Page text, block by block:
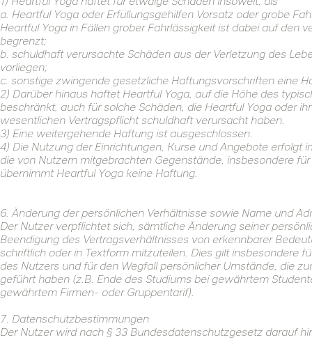
a. Heartful Yoga oder Erfüllungsgehilfen Vorsatz oder grobe
Heartful Yoga in Fällen grober Fahrlässigkeit ist dabei auf den
begrenzt;
b. schuldhaft verursachte Schäden aus der Verletzung des
vorliegen;
c. sonstige zwingende gesetzliche Haftungsvorschriften eine
2) Darüber hinaus haftet Heartful Yoga, auf die Höhe des
beschränkt, auch für solche Schäden, die Heartful Yoga oder
wesentlichen Vertragspflicht schuldhaft verursacht haben.
3) Eine weitergehende Haftung ist ausgeschlossen.
4) Die Nutzung der Einrichtungen, Kurse und Angebote erfolgt
die von Nutzern mitgebrachten Gegenstände, insbesondere
übernimmt Heartful Yoga keine Haftung.
6. Änderung der persönlichen Verhältnisse sowie Name und
Der Nutzer verpflichtet sich, sämtliche Änderung seiner
Beendigung des Vertragsverhältnisses von erkennbarer
schriftlich oder in Textform mitzuteilen. Dies gilt insbesondere
des Nutzers und für den Wegfall persönlicher Umstände, die
geführt haben (z.B. Ende des Studiums bei gewährtem
gewährtem Firmen- oder Gruppentarif).
7. Datenschutzbestimmungen
Der Nutzer wird nach § 33 Bundesdatenschutzgesetz darauf